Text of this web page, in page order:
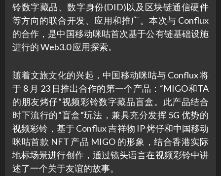
铃数字藏品、数字身份(DID)以及区块链通信硬件
等方向的联合开发、应用和推广。本次与 Conflux
的合作，是中国移动咪咕首次基于公有链基础设施
进行的 Web3.0 应用探索。
随着文旅文化的兴起，中国移动咪咕与 Conflux 将
于 8 月 23 日推出合作的第一个产品：“MIGO和TA
的朋友烤仔”视频彩铃数字藏品盲盒。此产品结合
时下流行的“盲盒”玩法，兼具充分发挥 5G 优势的
视频彩铃，基于 Conflux 吉祥物 IP 烤仔和中国移动
咪咕首款 NFT 产品 MIGO 的形象，结合香港实际
地标场景进行创作，通过镜头语言在视频彩铃中讲
述了一个关于友谊的故事。